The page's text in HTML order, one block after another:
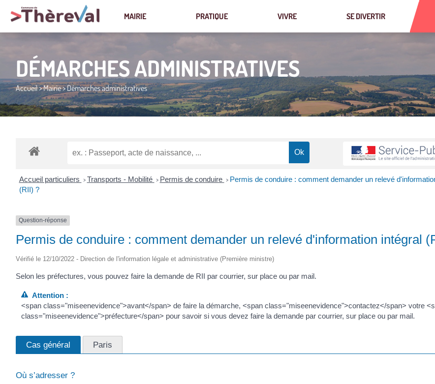
MAIRIE PRATIQUE VIVRE SE DIVERTIR
DÉMARCHES ADMINISTRATIVES
Accueil>Mairie>Démarches administratives
Accueil particuliers > Transports - Mobilité > Permis de conduire > Permis de conduire : comment demander un relevé
(RII) ?
Question-réponse
Permis de conduire : comment demander un relevé d'information intégral
Vérifié le 12/10/2022 - Direction de l'information légale et administrative (Première ministre)
Selon les préfectures, vous pouvez faire la demande de RII par courrier, sur place ou par mail.
Attention :
<span class="miseenevidence">avant</span> de faire la démarche, <span class="miseenevidence">contactez</span> votre
class="miseenevidence">préfecture</span> pour savoir si vous devez faire la demande par courrier, sur place ou par mail.
Cas général Paris
Où s’adresser ?